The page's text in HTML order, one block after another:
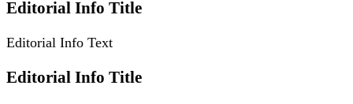
Editorial Info Title
Editorial Info Text
Editorial Info Title